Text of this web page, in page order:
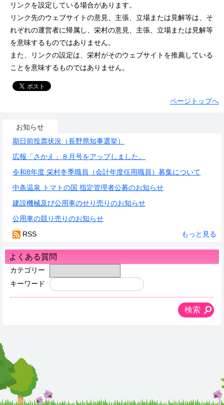
リンクを設定している場合があります。
リンク先のウェブサイトの意見、主張、立場または見解等は、そ
れぞれの運営者に帰属し、栄村の意見、主張、立場または見解等
を意味するものではありません。
また、リンクの設定は、栄村がそのウェブサイトを推薦している
ことを意味するものではありません。
ページトップへ
お知らせ
期日前投票状況（長野県知事選挙）
広報「さかえ」８月号をアップしました。
令和8年度 栄村冬季職員（会計年度任用職員）募集について
中条温泉 トマトの国 指定管理者公募のお知らせ
建設機械及び公用車のせり売りのお知らせ
公用車の競り売りのお知らせ
もっと見る
RSS
よくある質問
カテゴリー
キーワード